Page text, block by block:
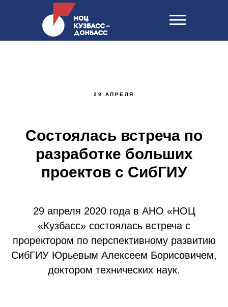
29 АПРЕЛЯ
Состоялась встреча по
разработке больших
проектов с СибГИУ
29 апреля 2020 года в АНО «НОЦ
«Кузбасс» состоялась встреча с
проректором по перспективному развитию
СибГИУ Юрьевым Алексеем Борисовичем,
доктором технических наук.